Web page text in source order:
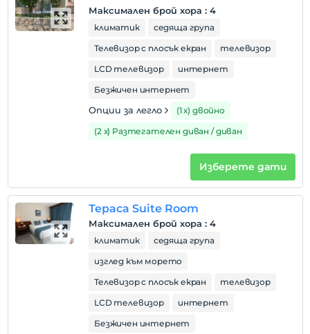
Максимален брой хора : 4
климатик
седяща група
Телевизор с плосък екран
телевизор
LCD телевизор
интернет
Безжичен интернет
Опции за легло
(1 х) двойно
(2 х) Разтегателен диван / диван
Изберете дати
Тераса Suite Room
Максимален брой хора : 4
климатик
седяща група
изглед към морето
Телевизор с плосък екран
телевизор
LCD телевизор
интернет
Безжичен интернет